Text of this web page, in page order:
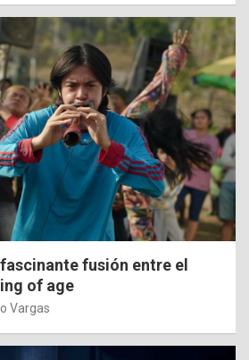
fusión entre el
of age
Vargas